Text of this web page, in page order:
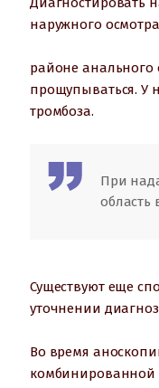
наружного
районе анального
прощупываться. У
тромбоза.
При
область
Существуют еще
уточнении
Во время